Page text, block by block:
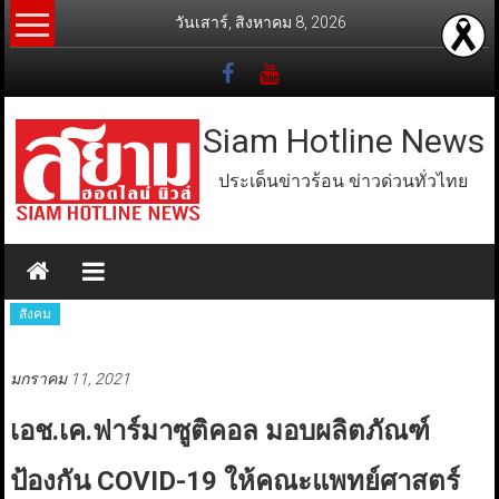
Skip
to
วันเสาร์, สิงหาคม 8, 2026
Siam Hotline News
ประเด็นข่าวร้อน ข่าวด่วนทั่วไทย
สังคม
มกราคม 11, 2021
เอช.เค.ฟาร์มาซูติคอล มอบผลิตภัณฑ์
ป้องกัน COVID-19 ให้คณะแพทย์ศาสตร์